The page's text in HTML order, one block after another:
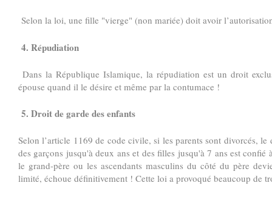
Selon la loi, une fille "vierge" (non mariée) doit avoir
4. Répudiation
Dans la République Islamique, la répudiation est un droit
épouse quand il le désire et même par la contumace !
5. Droit de garde des enfants
Selon l’article 1169 de code civile, si les parents sont divorcés,
des garçons jusqu'à deux ans et des filles jusqu'à 7 ans est
le grand-père ou les ascendants masculins du côté du père
limité, échoue définitivement ! Cette loi a provoqué beaucoup de